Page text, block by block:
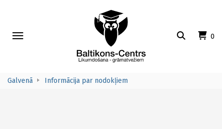
0
Toggle
Galvenā Informācija par nodokļiem